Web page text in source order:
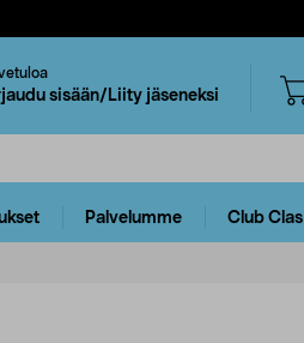
sisään/Liity jäseneksi
Palvelumme Club Clas